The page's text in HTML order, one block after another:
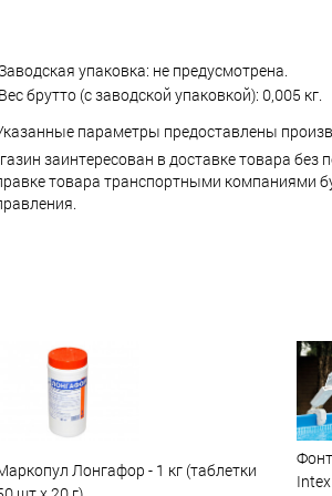
упаковка: не предусмотрена.
Вес брутто (с заводской упаковкой): 0,005 кг.
параметры предоставлены
заинтересован в доставке товара
товара транспортными компаниями
Лонгафор - 1 кг (таблетки